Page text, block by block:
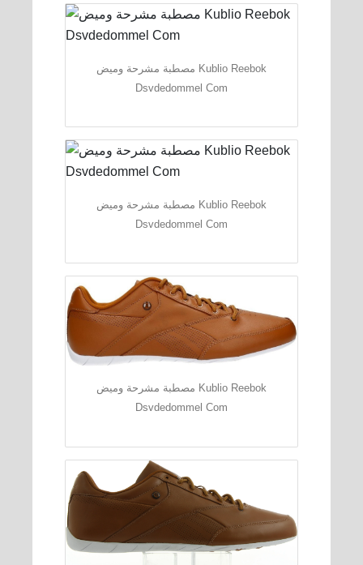
مصطبة مشرحة وميض Kublio Reebok
Dsvdedommel Com
مصطبة مشرحة وميض Kublio Reebok
Dsvdedommel Com
مصطبة مشرحة وميض Kublio Reebok
Dsvdedommel Com